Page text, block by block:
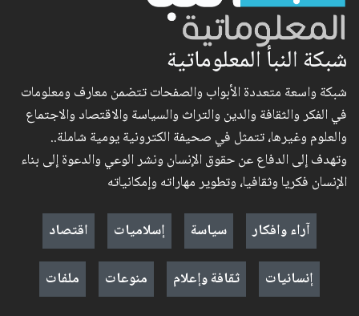
شبكة النبأ المعلوماتية
شبكة واسعة متعددة الأبواب والصفحات تتضمن معارف ومعلومات
في الفكر والثقافة والدين والتراث والسياسة والاقتصاد والاجتماع
والعلوم وغيرها، تتمثل في صحيفة الكترونية يومية شاملة..
وتهدف إلى الدفاع عن حقوق الإنسان ونشر الوعي والدعوة إلى بناء
الإنسان فكريا وثقافيا، وتطوير مهاراته وإمكانياته
آراء وافكار
سياسة إسلاميات
اقتصاد
إنسانيات
ثقافة وإعلام منوعات ملفات